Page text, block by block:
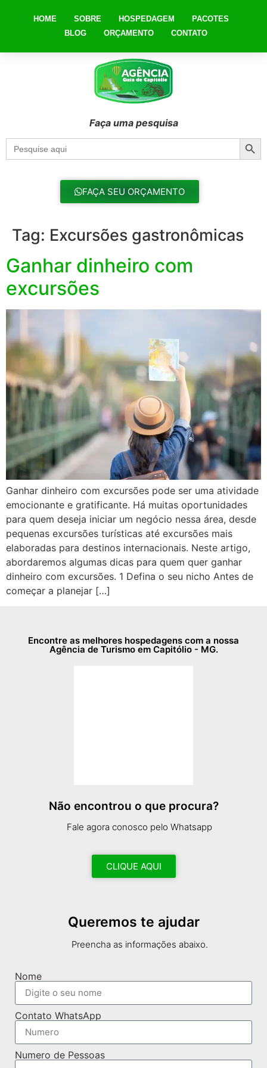
HOME SOBRE HOSPEDAGEM
PACOTES
BLOG
ORÇAMENTO CONTATO
Faça uma pesquisa
Search
for:
FAÇA SEU ORÇAMENTO
Tag: Excursões gastronômicas
Ganhar dinheiro com
excursões
Ganhar dinheiro com excursões pode ser uma atividade
emocionante e gratificante. Há muitas oportunidades
para quem deseja iniciar um negócio nessa área, desde
pequenas excursões turísticas até excursões mais
elaboradas para destinos internacionais. Neste artigo,
abordaremos algumas dicas para quem quer ganhar
dinheiro com excursões. 1 Defina o seu nicho Antes de
começar a planejar […]
Encontre as melhores hospedagens com a nossa
Agência de Turismo em Capitólio - MG.
Não encontrou o que procura?
Fale agora conosco pelo Whatsapp
CLIQUE AQUI
Queremos te ajudar
Preencha as informações abaixo.
Nome
Contato WhatsApp
Numero de Pessoas